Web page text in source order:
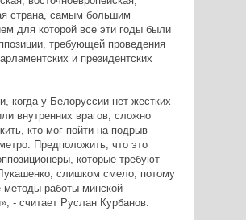
страна, самым большим
для которой все эти годы были
требующей проведения
и президентских
когда у Белоруссии нет жестких
внутренних врагов, сложно
кто мог пойти на подрыв
Предположить, что это
которые требуют
слишком смело, потому
методы работы минской
- считает Руслан Курбанов.